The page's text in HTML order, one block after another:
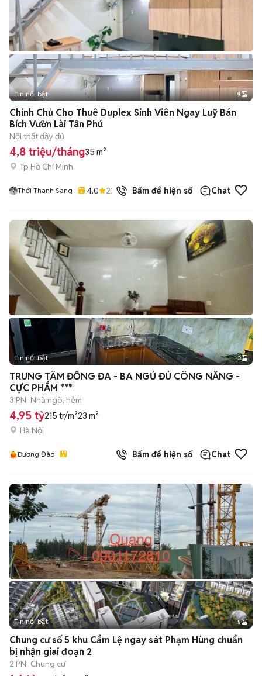
+2
Tin nổi bật 9
Chính Chủ Cho Thuê Duplex Sinh Viên Ngay Luỹ Bán
Bích Vườn Lài Tân Phú
Nội thất đầy đủ
4,8 triệu/tháng35 m²
Tp Hồ Chí Minh
Thới Thanh Sang 4.0 22 đã bánBấm để hiện số Chat
Tin nổi bật 3
TRUNG TÂM ĐỐNG ĐA - BA NGỦ ĐỦ CÔNG NĂNG -
CỰC PHẨM ***
3 PN Nhà ngõ, hẻm
4,95 tỷ215 tr/m²23 m²
Hà Nội
Dương Đào Bấm để hiện số Chat
Tin nổi bật 5
Chung cư số 5 khu Cẩm Lệ ngay sát Phạm Hùng chuẩn
bị nhận giai đoạn 2
2 PN Chung cư